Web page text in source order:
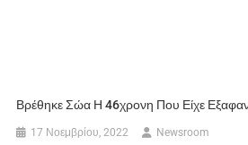
Βρέθηκε Σώα Η 46χρονη Που Είχε
17 Νοεμβρίου, 2022 Newsroom